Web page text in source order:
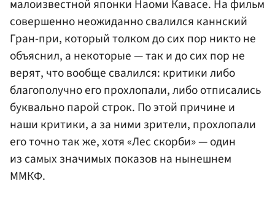
малоизвестной японки Наоми Кавасе. На фильм
совершенно неожиданно свалился каннский
Гран-при, который толком до сих пор никто не
объяснил, а некоторые — так и до сих пор не
верят, что вообще свалился: критики либо
благополучно его прохлопали, либо отписались
буквально парой строк. По этой причине и
наши критики, а за ними зрители, прохлопали
его точно так же, хотя «Лес скорби» — один
из самых значимых показов на нынешнем
ММКФ.